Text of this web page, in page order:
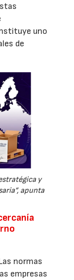
uno
de
y
apunta
normas
empresas